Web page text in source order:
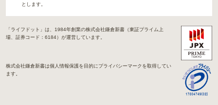
とします。
「ライフドット」は、1984年創業の株式会社鎌倉新書（東証プライム上
場、証券コード：6184）が運営しています。
株式会社鎌倉新書は個人情報保護を目的にプライバシーマークを取得してい
ます。